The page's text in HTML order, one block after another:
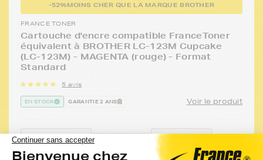
-52%MOINS CHER QUE LA MARQUE BROTHER
FRANCE TONER
Cartouche d'encre compatible FranceToner
équivalent à BROTHER LC-123M Cupcake
(LC-123M) - MAGENTA (rouge) - Format
Standard
5 avis
EN STOCK GARANTIE 2 ANS Voir le produit
Compatible
:
BROTHER
600